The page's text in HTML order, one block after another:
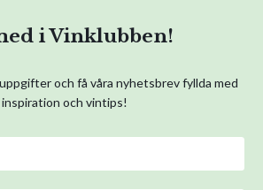
i Vinklubben!
och få våra nyhetsbrev fyllda med
inspiration och vintips!